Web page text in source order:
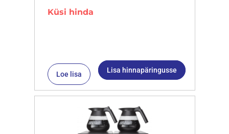
Küsi hinda
Loe lisa Lisa hinnapäringusse